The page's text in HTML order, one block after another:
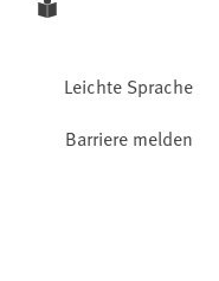
Leichte Sprache
Barriere melden